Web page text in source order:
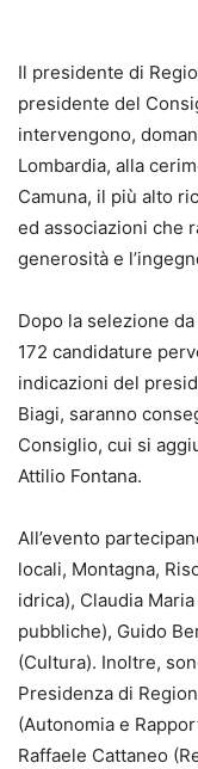
Il presidente di
presidente del
intervengono,
Lombardia, alla
Camuna, il più alto
ed associazioni che
generosità e
Dopo la selezione
172 candidature
indicazioni del
Biagi, saranno
Consiglio, cui si
Attilio Fontana.
All’evento
locali, Montagna,
idrica), Claudia
pubbliche), Guido
(Cultura). Inoltre,
Presidenza di
(Autonomia e
Raffaele Cattaneo